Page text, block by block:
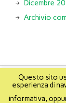
Dicembre
Archivio
About
Questo sito
esperienza di
informativa,